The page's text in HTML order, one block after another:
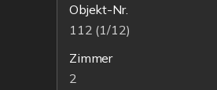
Objekt-Nr.
112 (1/12)
Zimmer
2